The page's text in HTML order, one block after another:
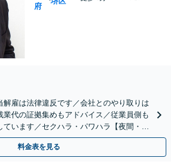
府
解雇は法律違反です／会社とのやり取りは
代の証拠集めもアドバイス／従業員側も
います／セクハラ・パワハラ【夜間・休
堺東駅4分】
料金表を見る